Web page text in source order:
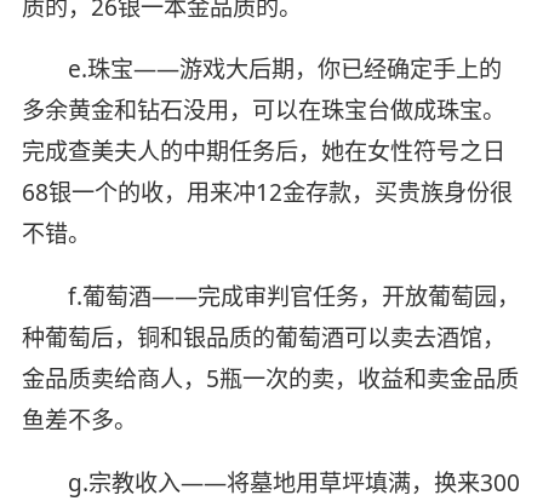
质的，26银一本金品质的。
e.珠宝——游戏大后期，你已经确定手上的
多余黄金和钻石没用，可以在珠宝台做成珠宝。
完成查美夫人的中期任务后，她在女性符号之日
68银一个的收，用来冲12金存款，买贵族身份很
不错。
f.葡萄酒——完成审判官任务，开放葡萄园，
种葡萄后，铜和银品质的葡萄酒可以卖去酒馆，
金品质卖给商人，5瓶一次的卖，收益和卖金品质
鱼差不多。
g.宗教收入——将墓地用草坪填满，换来300